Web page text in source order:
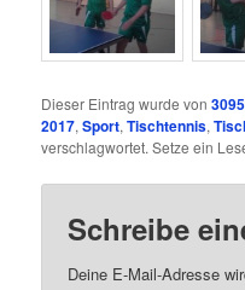
Dieser Eintrag wurde von
2017,Sport,Tischtennis,
verschlagwortet. Setze ein
Schreibe
Deine E-Mail-Adresse